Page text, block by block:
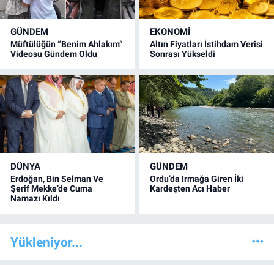
GÜNDEM
Müftülüğün “Benim Ahlakım”
Videosu Gündem Oldu
EKONOMİ
Altın Fiyatları İstihdam Verisi
Sonrası Yükseldi
DÜNYA
Erdoğan, Bin Selman Ve
Şerif Mekke’de Cuma
Namazı Kıldı
GÜNDEM
Ordu’da Irmağa Giren İki
Kardeşten Acı Haber
Yükleniyor...